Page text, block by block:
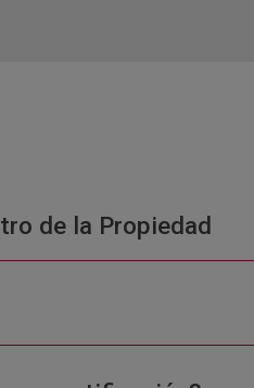
de la Propiedad